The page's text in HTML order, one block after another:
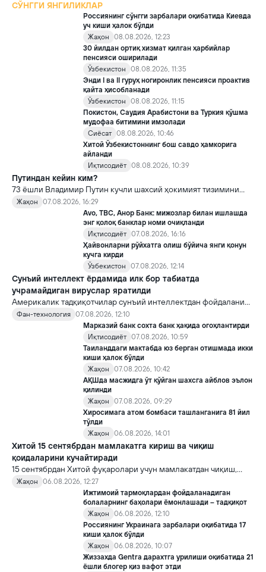
СЎНГГИ ЯНГИЛИКЛАР
Россиянинг сўнгги зарбалари оқибатида Киевда
уч киши ҳалок бўлди
Жаҳон
08.08.2026, 12:23
30 йилдан ортиқ хизмат қилган ҳарбийлар
пенсияси оширилади
Ўзбекистон
08.08.2026, 11:35
Энди I ва II гуруҳ ногиронлик пенсияси проактив
қайта ҳисобланади
Ўзбекистон
08.08.2026, 11:15
Покистон, Саудия Арабистони ва Туркия қўшма
мудофаа битимини имзолади
Сиёсат 08.08.2026, 10:46
Хитой Ўзбекистоннинг бош савдо ҳамкорига
айланди
Иқтисодиёт 08.08.2026, 10:39
Путиндан кейин ким?
73 ёшли Владимир Путин кучли шахсий ҳокимият тизимини
яратди, аммо ундан кейин ким келиши ва ҳокимиятни
топшириш механизми ҳали ноаниқ. Таҳлилчилар фикрича, бу
Кремлда ворислик жангига олиб келиши мумкин.
Жаҳон
07.08.2026, 16:29
Avo, TBC, Анор Банк: мижозлар билан ишлашда
энг қолоқ банклар номи очиқланди
Иқтисодиёт 07.08.2026, 16:16
Ҳайвонларни рўйхатга олиш бўйича янги қонун
кучга кирди
Ўзбекистон
07.08.2026, 12:14
Сунъий интеллект ёрдамида илк бор табиатда
учрамайдиган вируслар яратилди
Америкалик тадқиқотчилар сунъий интеллектдан фойдаланиб
16 та вирус яратди. Бу кашфиёт янги ютуқларга умид уйғотиш
билан бирга, ундан нотўғри мақсадда фойдаланиш борасидаги
хавотирларни ҳам кучайтирмоқда.
Фан-технология 07.08.2026, 12:10
Марказий банк сохта банк ҳақида огоҳлантирди
Иқтисодиёт 07.08.2026, 10:59
Таиланддаги мактабда юз берган отишмада икки
киши ҳалок бўлди
Жаҳон
07.08.2026, 10:42
АҚШда масжидга ўт қўйган шахсга айблов эълон
қилинди
Жаҳон
07.08.2026, 09:29
Хиросимага атом бомбаси ташланганига 81 йил
тўлди
Жаҳон
06.08.2026, 14:01
Хитой 15 сентябрдан мамлакатга кириш ва чиқиш
қоидаларини кучайтиради
15 сентябрдан Хитой фуқаролари учун мамлакатдан чиқиш,
хорижликлар учун эса Хитойга кириш тартиби бўйича янги
қоидалар кучга киради.
Жаҳон
06.08.2026, 12:27
Ижтимоий тармоқлардан фойдаланадиган
болаларнинг баҳолари ёмонлашади – тадқиқот
Жаҳон
06.08.2026, 12:10
Россиянинг Украинага зарбалари оқибатида 17
киши ҳалок бўлди
Жаҳон
06.08.2026, 10:07
Жиззахда Gentra дарахтга урилиши оқибатида 21
ёшли блогер қиз вафот этди